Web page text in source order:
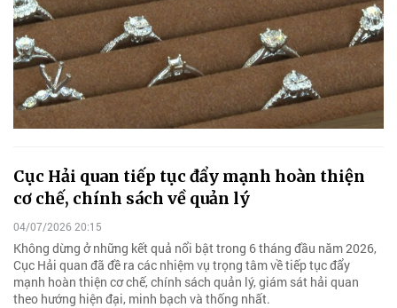
Cục Hải quan tiếp tục đẩy mạnh hoàn thiện
cơ chế, chính sách về quản lý
04/07/2026 20:15
Không dừng ở những kết quả nổi bật trong 6 tháng đầu năm 2026,
Cục Hải quan đã đề ra các nhiệm vụ trọng tâm về tiếp tục đẩy
mạnh hoàn thiện cơ chế, chính sách quản lý, giám sát hải quan
theo hướng hiện đại, minh bạch và thống nhất.